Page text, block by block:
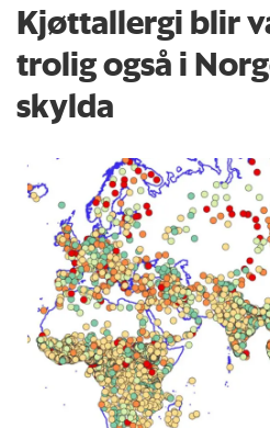
Kjøttallergi blir
trolig også i
skylda